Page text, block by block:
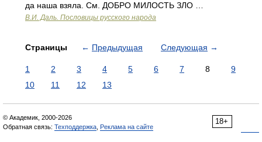
да наша взяла. См. ДОБРО МИЛОСТЬ ЗЛО …
В.И. Даль. Пословицы русского народа
Страницы ← Предыдущая Следующая →
1 2 3 4 5 6 7 8
9
10
11 12 13
18+
© Академик, 2000-2026
Обратная связь: Техподдержка Реклама на сайте